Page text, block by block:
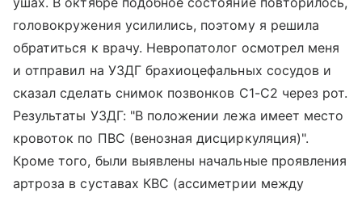
головокружения усилились, поэтому я решила
обратиться к врачу. Невропатолог осмотрел меня
и отправил на УЗДГ брахиоцефальных сосудов и
сказал сделать снимок позвонков C1-C2 через рот.
Результаты УЗДГ: "В положении лежа имеет место
кровоток по ПВС (венозная дисциркуляция)".
Кроме того, были выявлены начальные проявления
артроза в суставах КВС (ассиметрии между